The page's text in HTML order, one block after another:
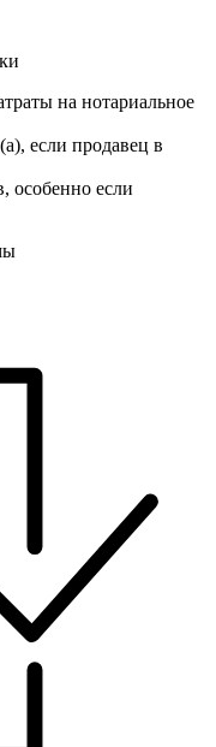
на нотариальное
если продавец в
особенно если